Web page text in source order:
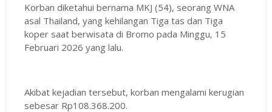
Korban diketahui bernama MKJ (54), seorang WNA
asal Thailand, yang kehilangan Tiga tas dan Tiga
koper saat berwisata di Bromo pada Minggu, 15
Februari 2026 yang lalu.
Akibat kejadian tersebut, korban mengalami kerugian
sebesar Rp108.368.200.